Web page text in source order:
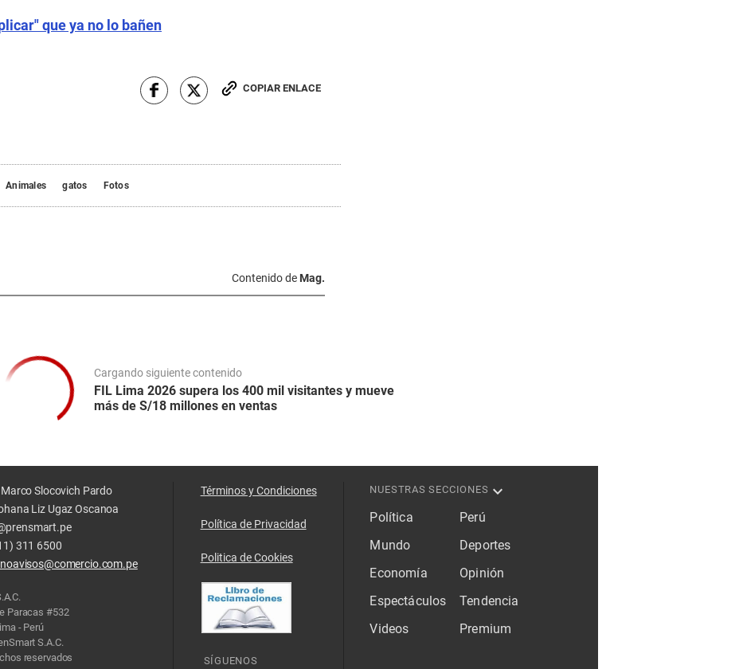
que ya no lo bañen
COPIAR ENLACE
Animales gatos Fotos
Contenido de Mag.
Cargando siguiente contenido
FIL Lima 2026 supera los 400 mil visitantes y mueve
más de S/18 millones en ventas
Slocovich Pardo
Liz Ugaz Oscanoa
311 6500
Paracas #532
- Perú
S.A.C.
reservados
Términos y Condiciones
Política de Privacidad
Politica de Cookies
SÍGUENOS
NUESTRAS SECCIONES
Política
Perú
Mundo
Deportes
Economía
Opinión
Espectáculos
Tendencia
Videos
Premium